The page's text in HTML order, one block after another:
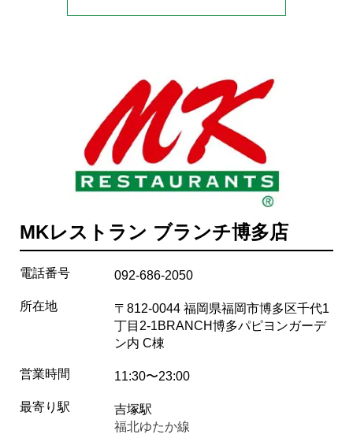
MKレストラン ブランチ博多店
電話番号 092-686-2050
所在地
〒812-0044 福岡県福岡市博多区千代1
丁目2-1BRANCH博多パピヨンガーデ
ン内 C棟
営業時間 11:30〜23:00
最寄り駅
吉塚駅
福北ゆたか線